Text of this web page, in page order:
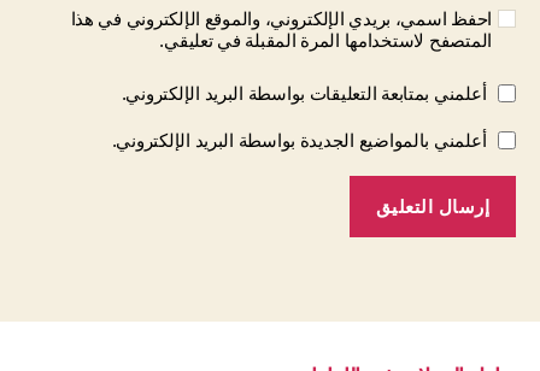
احفظ اسمي، بريدي الإلكتروني، والموقع الإلكتروني في هذا
المتصفح لاستخدامها المرة المقبلة في تعليقي.
أعلمني بمتابعة التعليقات بواسطة البريد الإلكتروني.
أعلمني بالمواضيع الجديدة بواسطة البريد الإلكتروني.